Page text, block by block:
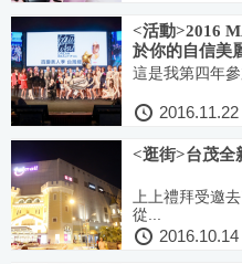
<活動>2016
於你的自信美
這是我第四年
2016.11.22
<逛街>台茂全
上上禮拜受邀
從...
2016.10.14